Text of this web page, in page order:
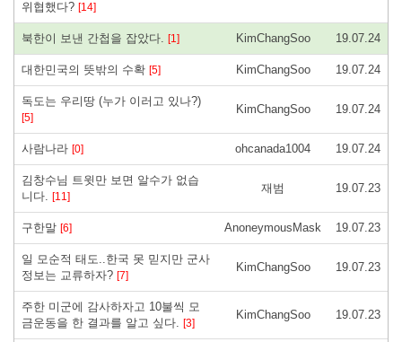
위협했다? [14]
북한이 보낸 간첩을 잡았다. [1] KimChangSoo 19.07.24
대한민국의 뜻밖의 수확 [5] KimChangSoo 19.07.24
독도는 우리땅 (누가 이러고 있나?)
[5]
KimChangSoo 19.07.24
사람나라 [0] ohcanada1004 19.07.24
김창수님 트윗만 보면 알수가 없습
니다. [11]
재범 19.07.23
구한말 [6] AnoneymousMask 19.07.23
일 모순적 태도..한국 못 믿지만 군사
정보는 교류하자? [7]
KimChangSoo 19.07.23
주한 미군에 감사하자고 10불씩 모
금운동을 한 결과를 알고 싶다. [3]
KimChangSoo 19.07.23